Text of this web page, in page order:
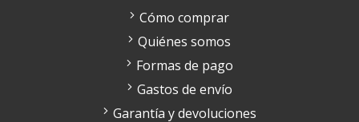
Cómo comprar
Quiénes somos
Formas de pago
Gastos de envío
Garantía y devoluciones